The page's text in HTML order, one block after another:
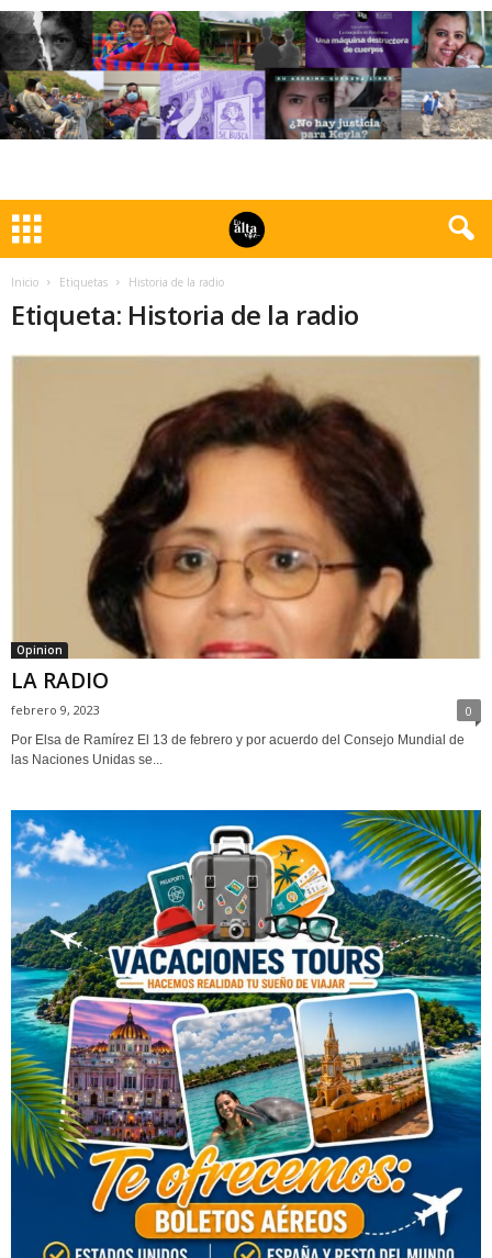
Inicio Etiquetas Historia de la radio
Etiqueta: Historia de la radio
Opinion
LA RADIO
febrero 9, 2023 0
Por Elsa de Ramírez El 13 de febrero y por acuerdo del Consejo Mundial de
las Naciones Unidas se...